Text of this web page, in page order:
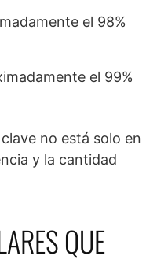
el 98%
el 99%
no está solo en
y la cantidad
QUE